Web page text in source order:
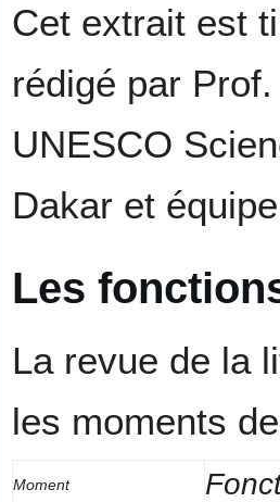
Cet extrait est
rédigé par
UNESCO
Dakar et
Les
La revue de la
les moments
Moment